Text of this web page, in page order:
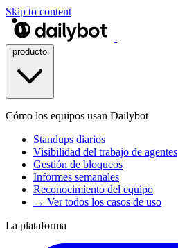
Skip to content
Cómo los equipos usan Dailybot
Standups diarios
Visibilidad del trabajo de agentes
Gestión de bloqueos
Informes semanales
Reconocimiento del equipo
→ Ver todos los casos de uso
La plataforma